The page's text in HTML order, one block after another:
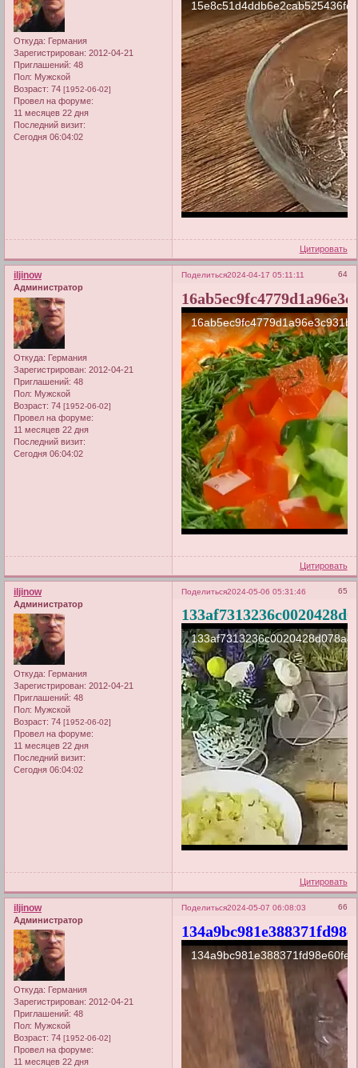
Откуда: Германия
Зарегистрирован: 2012-04-21
Приглашений: 48
Пол: Мужской
Возраст: 74 [1952-06-02]
Провел на форуме:
11 месяцев 22 дня
Последний визит:
Сегодня 06:04:02
Цитировать
Поделиться 64
2024-04-17 05:11:11
iljinow
Администратор
Откуда: Германия
Зарегистрирован: 2012-04-21
Приглашений: 48
Пол: Мужской
Возраст: 74 [1952-06-02]
Провел на форуме:
11 месяцев 22 дня
Последний визит:
Сегодня 06:04:02
Цитировать
Поделиться 65
2024-05-06 05:31:46
iljinow
Администратор
Откуда: Германия
Зарегистрирован: 2012-04-21
Приглашений: 48
Пол: Мужской
Возраст: 74 [1952-06-02]
Провел на форуме:
11 месяцев 22 дня
Последний визит:
Сегодня 06:04:02
Цитировать
Поделиться 66
2024-05-07 06:08:03
iljinow
Администратор
Откуда: Германия
Зарегистрирован: 2012-04-21
Приглашений: 48
Пол: Мужской
Возраст: 74 [1952-06-02]
Провел на форуме:
11 месяцев 22 дня